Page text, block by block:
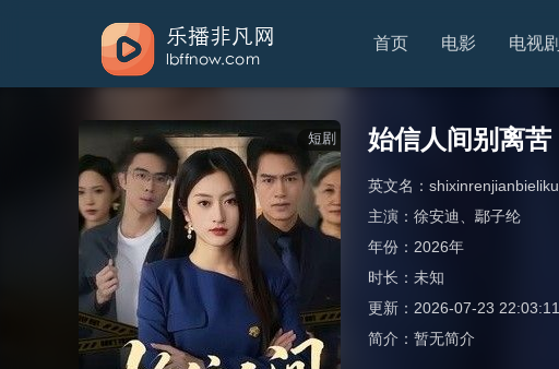
首页 电影 电视剧
短剧 始信人间别离苦
英文名： shixinrenjianbieliku
主演： 徐安迪
鄢子纶
年份： 2026年
时长： 未知
更新： 2026-07-23 22:03:11
简介： 暂无简介